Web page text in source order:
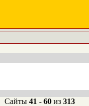
Сайты 41 - 60из 313